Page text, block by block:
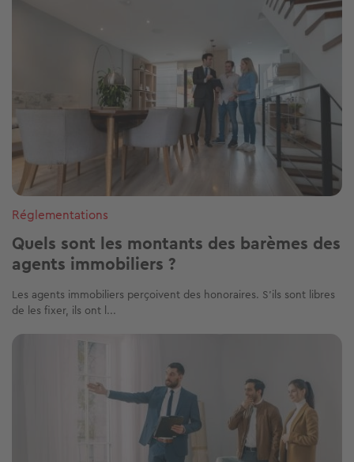
Réglementations
Quels sont les montants des barèmes des
agents immobiliers ?
Les agents immobiliers perçoivent des honoraires. S’ils sont libres
de les fixer, ils ont l...
Image